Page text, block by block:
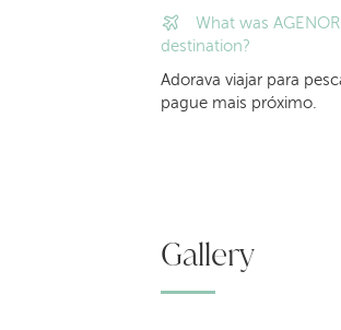
Gallery
What was
destination?
Adorava viajar para
pague mais próximo.